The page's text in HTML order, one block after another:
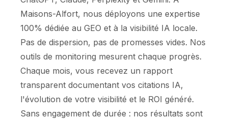
Maisons-Alfort, nous déployons une expertise
100% dédiée au GEO et à la visibilité IA locale.
Pas de dispersion, pas de promesses vides. Nos
outils de monitoring mesurent chaque progrès.
Chaque mois, vous recevez un rapport
transparent documentant vos citations IA,
l'évolution de votre visibilité et le ROI généré.
Sans engagement de durée : nos résultats sont